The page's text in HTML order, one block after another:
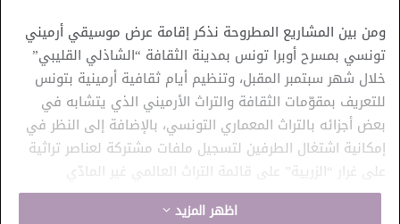
ومن بين المشاريع المطروحة نذكر إقامة عرض موسيقي أرميني
تونسي بمسرح أوبرا تونس بمدينة الثقافة “الشاذلي القليبي”
خلال شهر سبتمبر المقبل، وتنظيم أيام ثقافية أرمينية بتونس
للتعريف بمقوّمات الثقافة والتراث الأرميني الذي يتشابه في
بعض أجزائه بالتراث المعماري التونسي، بالإضافة إلى النظر في
إمكانية اشتغال الطرفين لتسجيل ملفات مشتركة لعناصر تراثية
على غرار “الزريية” على قائمة التراث العالمي غير المادّي
باليونسكو.
اظهر المزيد